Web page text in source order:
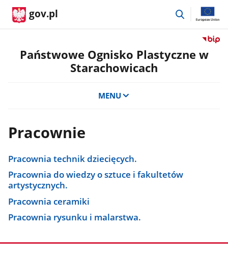
gov.pl
przejdź
Przejdź
do
Państwowe Ognisko Plastyczne w
Starachowicach
MENU
Pracownie
Pracownia technik dziecięcych.
Pracownia do wiedzy o sztuce i fakultetów
artystycznych.
Pracownia ceramiki
Pracownia rysunku i malarstwa.